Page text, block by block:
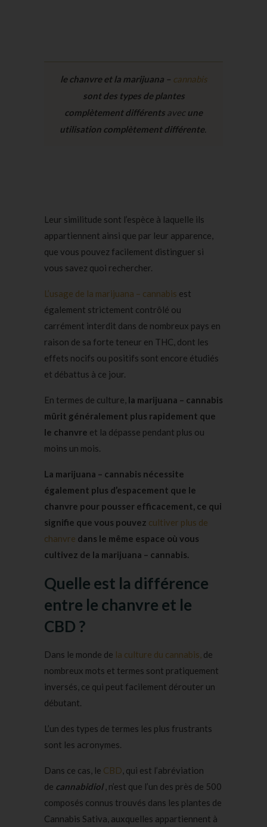
le chanvre et la marijuana – cannabis
sont des types de plantes
complètement différents avec une
utilisation complètement différente.
Leur similitude sont l’espèce à laquelle ils
appartiennent ainsi que par leur apparence,
que vous pouvez facilement distinguer si
vous savez quoi rechercher.
L’usage de la marijuana – cannabis est
également strictement contrôlé ou
carrément interdit dans de nombreux pays en
raison de sa forte teneur en THC, dont les
effets nocifs ou positifs sont encore étudiés
et débattus à ce jour.
En termes de culture, la marijuana – cannabis
mûrit généralement plus rapidement que
le chanvre et la dépasse pendant plus ou
moins un mois.
La marijuana – cannabis nécessite
également plus d’espacement que le
chanvre pour pousser efficacement, ce qui
signifie que vous pouvez cultiver plus de
chanvre dans le même espace où vous
cultivez de la marijuana – cannabis.
Quelle est la différence
entre le chanvre et le
CBD ?
Dans le monde de la culture du cannabis, de
nombreux mots et termes sont pratiquement
inversés, ce qui peut facilement dérouter un
débutant.
L’un des types de termes les plus frustrants
sont les acronymes.
Dans ce cas, le CBD, qui est l’abréviation
de cannabidiol , n’est que l’un des près de 500
composés connus trouvés dans les plantes de
Cannabis Sativa, auxquelles appartiennent à